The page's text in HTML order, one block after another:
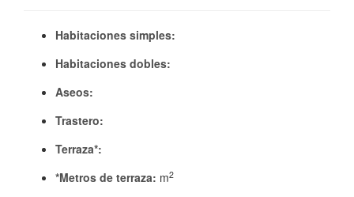
Habitaciones simples:
Habitaciones dobles:
Aseos:
Trastero:
Terraza*:
*Metros de terraza: m2